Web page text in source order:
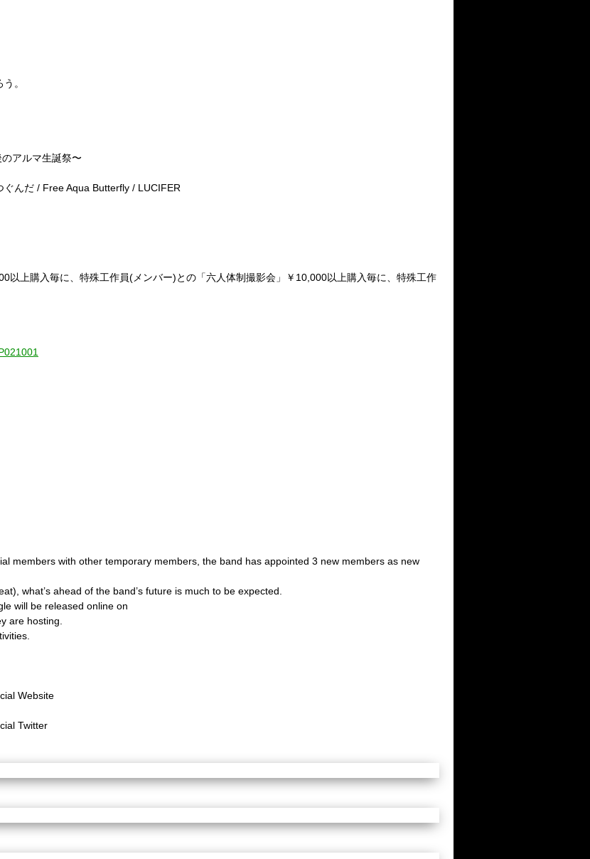
。
アルマ生誕祭〜
んだ / Free Aqua Butterfly / LUCIFER
以上購入毎に、特殊工作員(メンバー)との「六人体制撮影会」￥10,000以上購入毎に、特殊工作
members with other temporary members the band has appointed 3 new members as new
), what’s ahead of the band’s future is much to be expected.
will be released online on
are hosting.
Website
Twitter